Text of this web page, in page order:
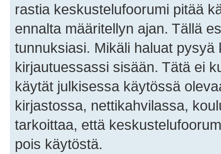
rastia keskustelufoorumi pitää
ennalta määritellyn ajan. Tällä
tunnuksiasi. Mikäli haluat
kirjautuessassi sisään. Tätä ei
käytät julkisessa käytössä
kirjastossa, nettikahvilassa,
tarkoittaa, että
pois käytöstä.